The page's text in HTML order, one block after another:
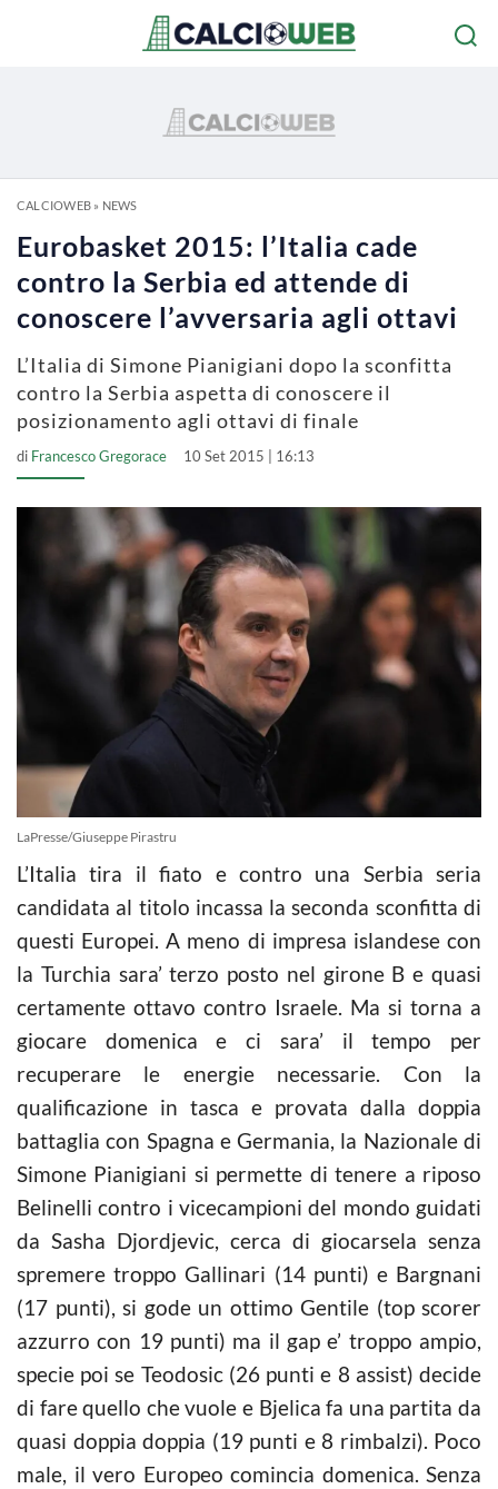
CALCIOWEB» NEWS
Eurobasket 2015: l’Italia cade
contro la Serbia ed attende di
conoscere l’avversaria agli ottavi
L’Italia di Simone Pianigiani dopo la sconfitta
contro la Serbia aspetta di conoscere il
posizionamento agli ottavi di finale
di Francesco Gregorace 10 Set 2015 | 16:13
LaPresse/Giuseppe Pirastru
L’Italia tira il fiato e contro una Serbia seria
candidata al titolo incassa la seconda sconfitta di
questi Europei. A meno di impresa islandese con
la Turchia sara’ terzo posto nel girone B e quasi
certamente ottavo contro Israele. Ma si torna a
giocare domenica e ci sara’ il tempo per
recuperare le energie necessarie. Con la
qualificazione in tasca e provata dalla doppia
battaglia con Spagna e Germania, la Nazionale di
Simone Pianigiani si permette di tenere a riposo
Belinelli contro i vicecampioni del mondo guidati
da Sasha Djordjevic, cerca di giocarsela senza
spremere troppo Gallinari (14 punti) e Bargnani
(17 punti), si gode un ottimo Gentile (top scorer
azzurro con 19 punti) ma il gap e’ troppo ampio,
specie poi se Teodosic (26 punti e 8 assist) decide
di fare quello che vuole e Bjelica fa una partita da
quasi doppia doppia (19 punti e 8 rimbalzi). Poco
male, il vero Europeo comincia domenica. Senza